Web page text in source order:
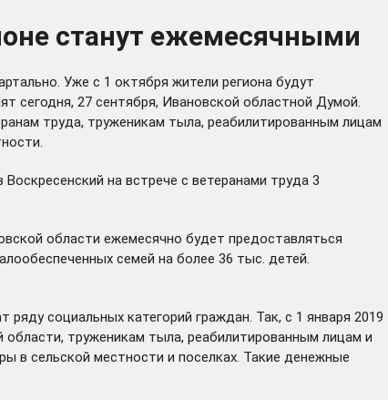
станут ежемесячными
Уже с 1 октября жители региона будут
сегодня, 27 сентября, Ивановской областной Думой.
труда, труженикам тыла, реабилитированным лицам
Воскресенский на встрече с ветеранами труда 3
области ежемесячно будет предоставляться
семей на более 36 тыс. детей.
социальных категорий граждан. Так, с 1 января 2019
труженикам тыла, реабилитированным лицам и
в сельской местности и поселках. Такие денежные